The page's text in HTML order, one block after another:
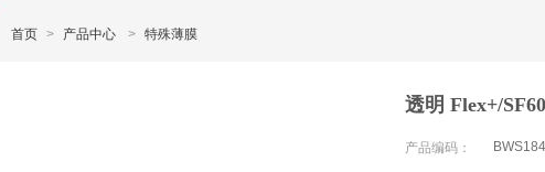
首页 > 产品中心 > 特殊薄膜
透明 Flex+/
产品编码：